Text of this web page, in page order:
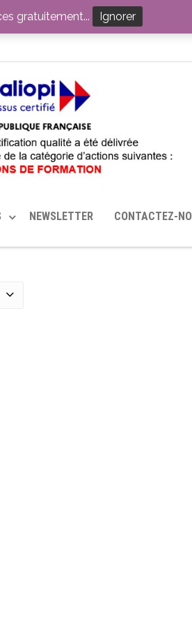
OUTILS EN SANTÉ SEXUELLE
NEWSLETTER CONTACTEZ-
gratuitement... Ignorer